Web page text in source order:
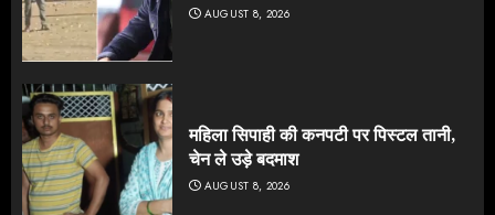
AUGUST 8, 2026
महिला सिपाही की कनपटी पर पिस्टल तानी,
चेन ले उड़े बदमाश
AUGUST 8, 2026